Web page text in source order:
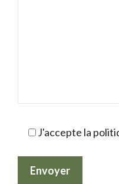
J'accepte la